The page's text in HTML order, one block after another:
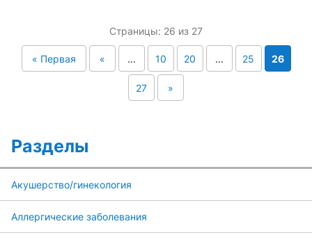
Разделы
Акушерство/гинекология
Аллергические заболевания
Страницы: 26 из 27
« Первая « ... 10 20 ... 25 26
27 »